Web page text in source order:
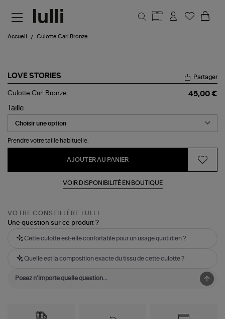
Accueil Culotte Carl Bronze
LOVE STORIES
Culotte
Bronze
Partager
Culotte Carl Bronze
45,00 €
Taille
Prendre votre taille habituelle.
AJOUTER AU PANIER
VOIR DISPONIBILITÉ EN BOUTIQUE
VOTRE CONSEILLÈRE LULLI
Une question sur ce produit ?
Cette culotte est-elle confortable pour un usage quotidien ?
Quelle est la composition exacte du tissu de cette culotte ?